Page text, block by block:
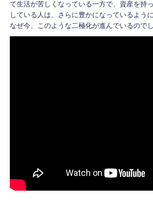
て生活が苦しくなっている一方で、資産を持
している人は、さらに豊かになっているよう
なぜ今、このような二極化が進んでいるので